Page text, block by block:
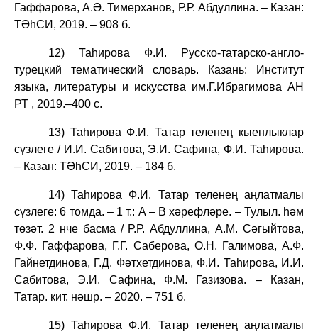
Гаффарова, А.Ә. Тимерханов, Р.Р. Абдуллина. – Казан:
ТӘһСИ, 2019. – 908 б.
12) Таһирова Ф.И. Русско-татарско-англо-
турецкий тематический словарь. Казань: Институт
языка, литературы и искусства им.Г.Ибрагимова АН
РТ , 2019.–400 с.
13) Таһирова Ф.И. Татар теленең кыенлыклар
сүзлеге / И.И. Сабитова, Э.И. Сафина, Ф.И. Таһирова.
– Казан: ТӘһСИ, 2019. – 184 б.
14) Таһирова Ф.И. Татар теленең аңлатмалы
сүзлеге: 6 томда. – 1 т.: А – В хәрефләре. – Тулыл. һәм
төзәт. 2 нче басма / Р.Р. Абдуллина, А.М. Сәгыйтова,
Ф.Ф. Гаффарова, Г.Г. Саберова, О.Н. Галимова, А.Ф.
Гайнетдинова, Г.Д. Фәтхетдинова, Ф.И. Таһирова, И.И.
Сабитова, Э.И. Сафина, Ф.М. Газизова. – Казан,
Татар. кит. нәшр. – 2020. – 751 б.
15) Таһирова Ф.И. Татар теленең аңлатмалы